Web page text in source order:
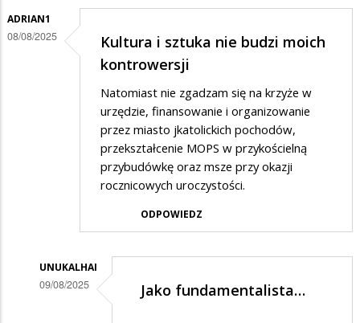
ADRIAN1
08/08/2025
Kultura i sztuka nie budzi moich
kontrowersji
Natomiast nie zgadzam się na krzyże w
urzędzie, finansowanie i organizowanie
przez miasto jkatolickich pochodów,
przekształcenie MOPS w przykościelną
przybudówkę oraz msze przy okazji
rocznicowych uroczystości.
ODPOWIEDZ
UNUKALHAI
09/08/2025 Jako fundamentalista…